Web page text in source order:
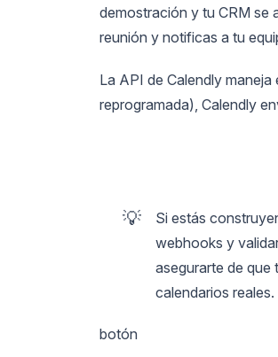
demostración y tu CRM se
reunión y notificas a tu
La API de Calendly
reprogramada), Calendly
💡
Si estás
webhooks y
asegurarte de
calendarios reales.
botón